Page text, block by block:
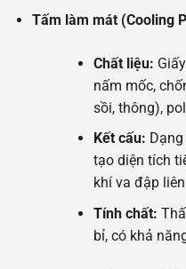
Tấm làm mát (Cooling
Chất liệu:
nấm mốc,
sồi, thông),
Kết cấu:
tạo diện tích
khí va đập
Tính chất:
bỉ, có khả